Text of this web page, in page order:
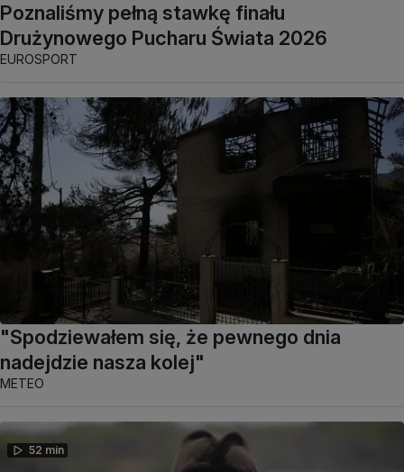
Poznaliśmy pełną stawkę finału
Drużynowego Pucharu Świata 2026
EUROSPORT
"Spodziewałem się, że pewnego dnia
nadejdzie nasza kolej"
METEO
52 min